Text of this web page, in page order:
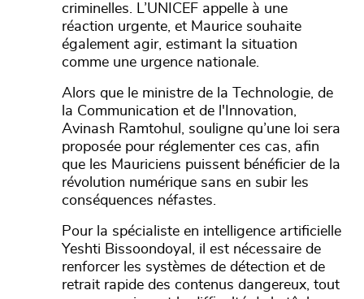
criminelles. L’UNICEF appelle à une
réaction urgente, et Maurice souhaite
également agir, estimant la situation
comme une urgence nationale.
Alors que le ministre de la Technologie, de
la Communication et de l'Innovation,
Avinash Ramtohul, souligne qu’une loi sera
proposée pour réglementer ces cas, afin
que les Mauriciens puissent bénéficier de la
révolution numérique sans en subir les
conséquences néfastes.
Pour la spécialiste en intelligence artificielle
Yeshti Bissoondoyal, il est nécessaire de
renforcer les systèmes de détection et de
retrait rapide des contenus dangereux, tout